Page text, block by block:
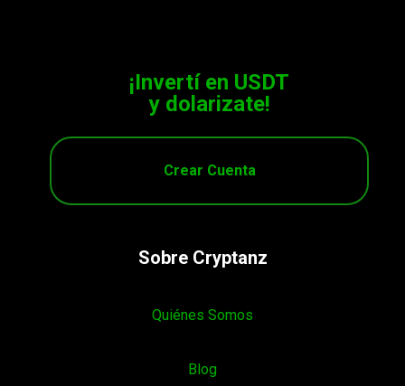
¡Invertí en USDT
y dolarizate!
Crear Cuenta
Sobre Cryptanz
Quiénes Somos
Blog